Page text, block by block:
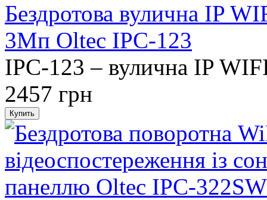
Бездротова вулична IP
3Мп Oltec IPC-123
IPC-123 – вулична IP
2457 грн